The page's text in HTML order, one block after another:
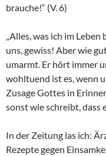
brauche!“ (V. 6)
„Alles, was ich im
uns, gewiss! Aber wie
umarmt. Er hört immer
wohltuend ist es, wenn
Zusage Gottes in
sonst wie schreibt, dass
In der Zeitung las ich:
Rezepte gegen